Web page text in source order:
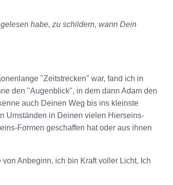
habe, zu schildern, wann Dein
"Zeitstrecken" war, fand ich in
den "Augenblick", in dem dann Adam den
auch Deinen Weg bis ins kleinste
Umständen in Deinen vielen Hierseins-
Formen geschaffen hat oder aus ihnen
Anbeginn, ich bin Kraft voller Licht, Ich